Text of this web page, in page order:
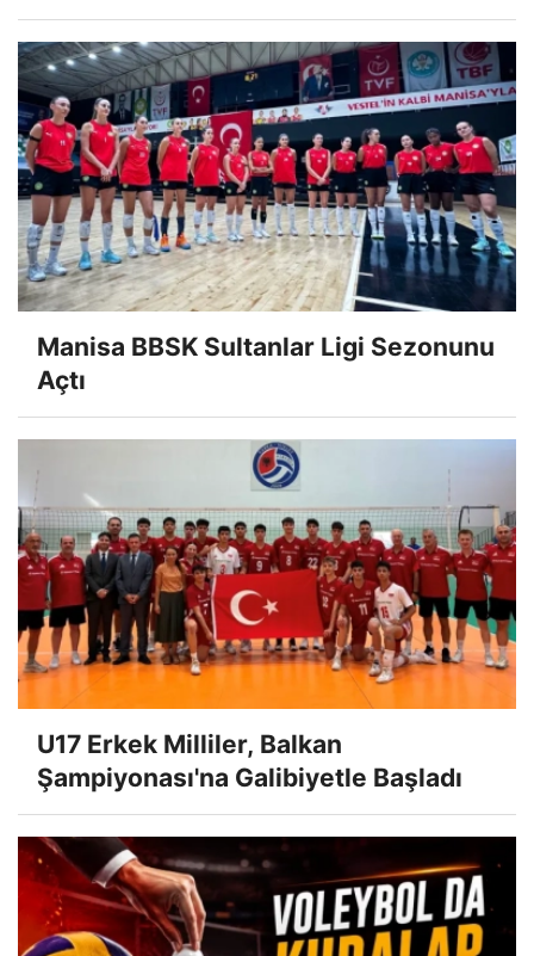
Manisa BBSK Sultanlar Ligi Sezonunu
Açtı
U17 Erkek Milliler, Balkan
Şampiyonası'na Galibiyetle Başladı